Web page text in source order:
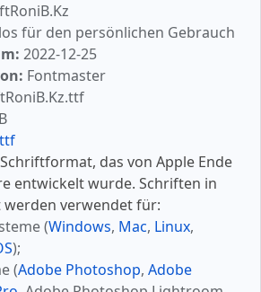
für den persönlichen Gebrauch
2022-12-25
Fontmaster
das von Apple Ende
entwickelt wurde. Schriften in
werden verwendet für:
(Windows, Mac, Linux,
);
(Adobe Photoshop, Adobe